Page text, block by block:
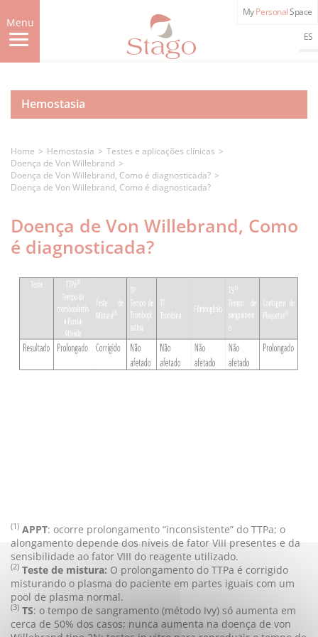
to
main
content
Menu
MyPersonalSpace
ES
Hemostasia
Home Hemostasia
Testes e aplicações clínicas
Doença de Von Willebrand
Doença de Von Willebrand, Como é diagnosticada?
Doença de Von Willebrand, Como é diagnosticada?
Doença de Von Willebrand, Como
é diagnosticada?
(1) APPT: ocorre prolongamento “inconsistente” do TTPa; o
alongamento depende dos níveis de fator VIII presentes e da
sensibilidade ao fator VIII do reagente utilizado.
(2) Teste de mistura: O prolongamento do TTPa é corrigido
misturando o plasma do paciente em partes iguais com um
pool de plasma normal.
(3) TS: o tempo de sangramento (método Ivy) só aumenta em
cerca de 50% dos casos; nunca aumenta na doença de von